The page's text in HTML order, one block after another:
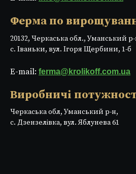
Ферма по
20132, Черкаська обл., Уманський
с. Іваньки, вул. Ігоря Щербини, 1-б
E-mail: ferma@krolikoff.com.ua
Виробничі
Черкаська обл, Уманський р-н,
с. Дзензелівка, вул. Яблунева 61